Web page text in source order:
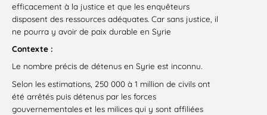
efficacement à la justice et que les enquêteurs
disposent des ressources adéquates. Car sans justice, il
ne pourra y avoir de paix durable en Syrie
Contexte :
Le nombre précis de détenus en Syrie est inconnu.
Selon les estimations, 250 000 à 1 million de civils ont
été arrêtés puis détenus par les forces
gouvernementales et les milices qui y sont affiliées